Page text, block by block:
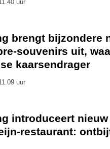
uur
brengt bijzondere
souvenirs uit,
kaarsendrager
uur
introduceert
restaurant: